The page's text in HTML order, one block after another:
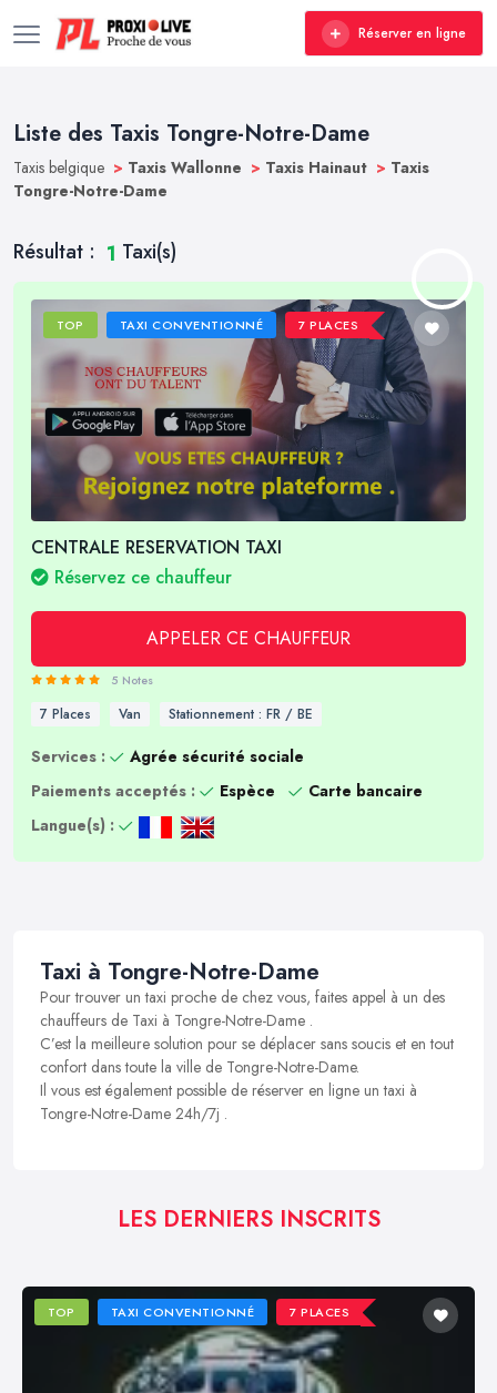
Réserver en ligne
Liste des Taxis Tongre-Notre-Dame
Taxis belgique > Taxis Wallonne > Taxis Hainaut > Taxis
Tongre-Notre-Dame
Résultat : 1 Taxi(s)
TOP TAXI CONVENTIONNÉ 7 PLACES
CENTRALE RESERVATION TAXI
Réservez ce chauffeur
APPELER CE CHAUFFEUR
5 Notes
7 Places Van Stationnement : FR / BE
Services :
Agrée sécurité sociale
Paiements acceptés :
Espèce
Carte bancaire
Langue(s) :
Taxi à Tongre-Notre-Dame
Pour trouver un taxi proche de chez vous, faites appel à un des
chauffeurs de Taxi à Tongre-Notre-Dame .
C’est la meilleure solution pour se déplacer sans soucis et en tout
confort dans toute la ville de Tongre-Notre-Dame.
Il vous est également possible de réserver en ligne un taxi à
Tongre-Notre-Dame 24h/7j .
LES DERNIERS INSCRITS
TOP TAXI CONVENTIONNÉ 7 PLACES